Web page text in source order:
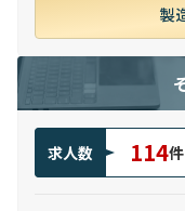
製
求人数 114件